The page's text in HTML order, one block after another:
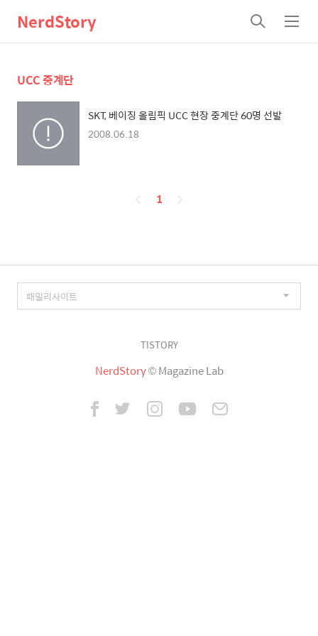
NerdStory
검
색
메
뉴
UCC 중계단
SKT, 베이징 올림픽 UCC 현장 중계단 60명 선발
2008.06.18
페
1
TISTORY
NerdStory© Magazine Lab